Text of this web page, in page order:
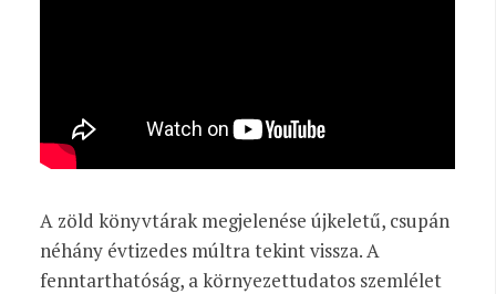
A zöld könyvtárak megjelenése újkeletű, csupán
néhány évtizedes múltra tekint vissza. A
fenntarthatóság, a környezettudatos szemlélet